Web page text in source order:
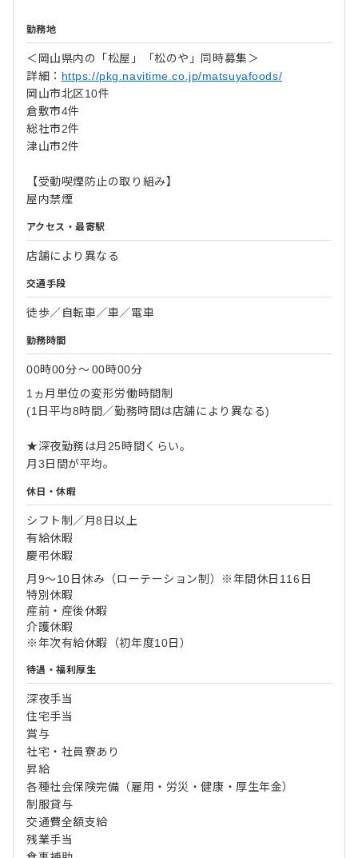
勤務地
＜岡山県内の「松屋」「松のや」同時募集＞
詳細： https://pkg.navitime.co.jp/matsuyafoods/
岡山市北区10件
倉敷市4件
総社市2件
津山市2件
【受動喫煙防止の取り組み】
屋内禁煙
アクセス・最寄駅
店舗により異なる
交通手段
徒歩／自転車／車／電車
勤務時間
00時00分〜00時00分
1ヵ月単位の変形労働時間制
(1日平均8時間／勤務時間は店舗により異なる)
★深夜勤務は月25時間くらい。
月3日間が平均。
休日・休暇
シフト制／月8日以上
有給休暇
慶弔休暇
月9～10日休み（ローテーション制）※年間休日116日
特別休暇
産前・産後休暇
介護休暇
※年次有給休暇（初年度10日）
待遇・福利厚生
深夜手当
住宅手当
賞与
社宅・社員寮あり
昇給
各種社会保険完備（雇用・労災・健康・厚生年金）
制服貸与
交通費全額支給
残業手当